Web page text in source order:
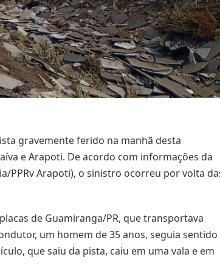
gravemente ferido na manhã desta
e Arapoti. De acordo com informações da
PPRv Arapoti), o sinistro ocorreu por volta
de Guamiranga/PR, que transportava
um homem de 35 anos, seguia sentido
que saiu da pista, caiu em uma vala e em